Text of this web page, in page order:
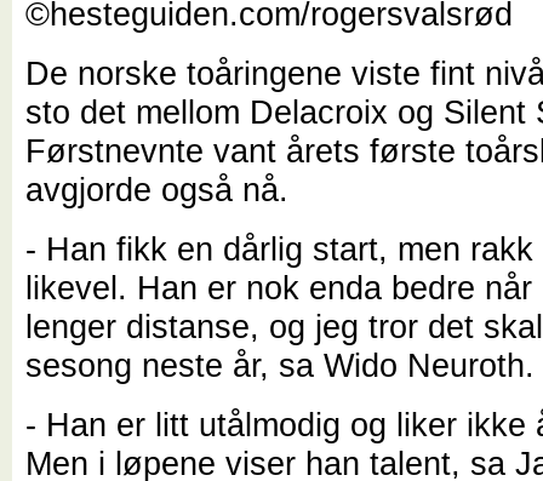
De norske toåringene viste fint
sto det mellom Delacroix og Silent
Førstnevnte vant årets første
avgjorde også nå.
- Han fikk en dårlig start, men rakk
likevel. Han er nok enda bedre når
lenger distanse, og jeg tror det
sesong neste år, sa Wido Neuroth.
- Han er litt utålmodig og liker ikke
Men i løpene viser han talent, sa